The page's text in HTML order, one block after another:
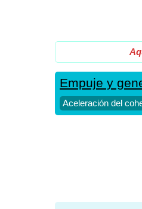
Empuje y
Aceleración del